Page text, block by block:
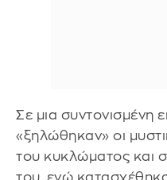
Σε μια συντονισμένη
«ξηλώθηκαν» οι
του κυκλώματος και
του, ενώ